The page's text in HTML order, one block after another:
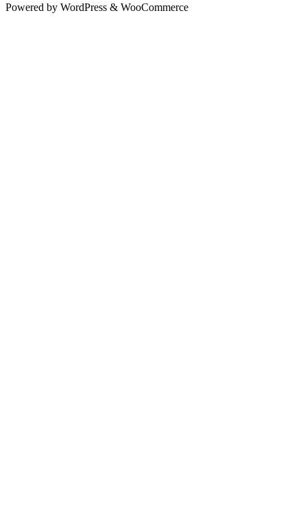
Powered by WordPress & WooCommerce